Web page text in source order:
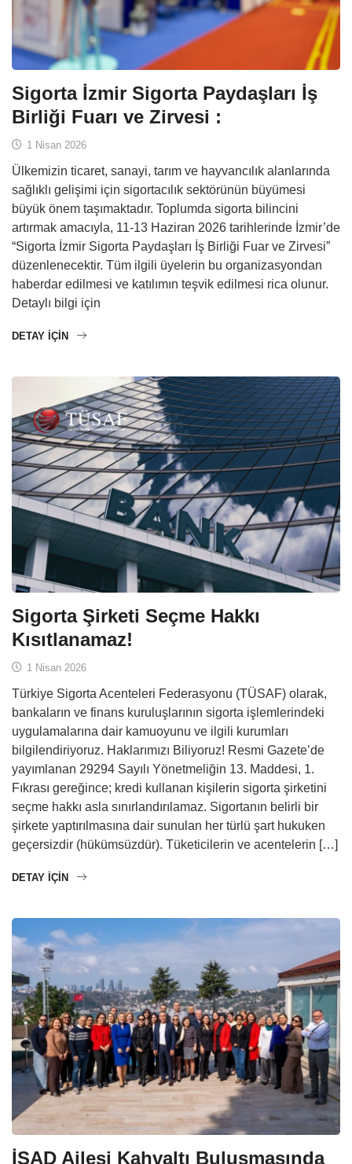
Sigorta İzmir Sigorta Paydaşları İş
Birliği Fuarı ve Zirvesi :
1 Nisan 2026
Ülkemizin ticaret, sanayi, tarım ve hayvancılık alanlarında
sağlıklı gelişimi için sigortacılık sektörünün büyümesi
büyük önem taşımaktadır. Toplumda sigorta bilincini
artırmak amacıyla, 11-13 Haziran 2026 tarihlerinde İzmir’de
“Sigorta İzmir Sigorta Paydaşları İş Birliği Fuar ve Zirvesi”
düzenlenecektir. Tüm ilgili üyelerin bu organizasyondan
haberdar edilmesi ve katılımın teşvik edilmesi rica olunur.
Detaylı bilgi için
DETAY IÇIN
Sigorta Şirketi Seçme Hakkı
Kısıtlanamaz!
1 Nisan 2026
Türkiye Sigorta Acenteleri Federasyonu (TÜSAF) olarak,
bankaların ve finans kuruluşlarının sigorta işlemlerindeki
uygulamalarına dair kamuoyunu ve ilgili kurumları
bilgilendiriyoruz. Haklarımızı Biliyoruz! Resmi Gazete’de
yayımlanan 29294 Sayılı Yönetmeliğin 13. Maddesi, 1.
Fıkrası gereğince; kredi kullanan kişilerin sigorta şirketini
seçme hakkı asla sınırlandırılamaz. Sigortanın belirli bir
şirkete yaptırılmasına dair sunulan her türlü şart hukuken
geçersizdir (hükümsüzdür). Tüketicilerin ve acentelerin […]
DETAY IÇIN
İSAD Ailesi Kahvaltı Buluşmasında